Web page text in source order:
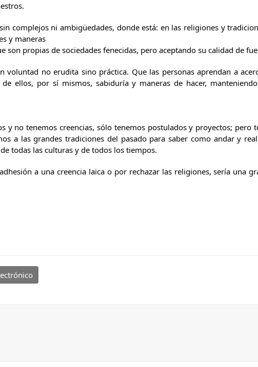
complejos ni ambigüedades, donde está: en las religiones y
y maneras
son propias de sociedades fenecidas, pero aceptando su calidad de
no erudita sino práctica. Que las personas aprendan a
ellos, por sí mismos, sabiduría y maneras de hacer,
y no tenemos creencias, sólo tenemos postulados y proyectos; pero
a las grandes tradiciones del pasado para saber como andar y
todas las culturas y de todos los tiempos.
a una creencia laica o por rechazar las religiones, sería una